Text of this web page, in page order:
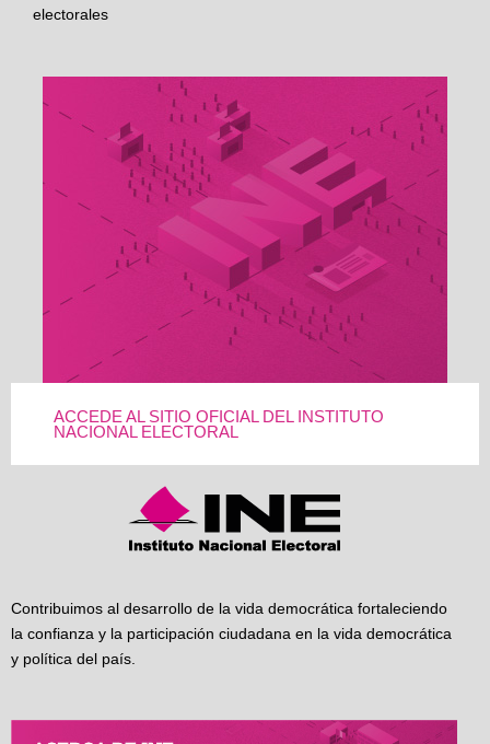
electorales
ACCEDE AL SITIO OFICIAL DEL INSTITUTO
NACIONAL ELECTORAL
Contribuimos al desarrollo de la vida democrática fortaleciendo
la confianza y la participación ciudadana en la vida democrática
y política del país.